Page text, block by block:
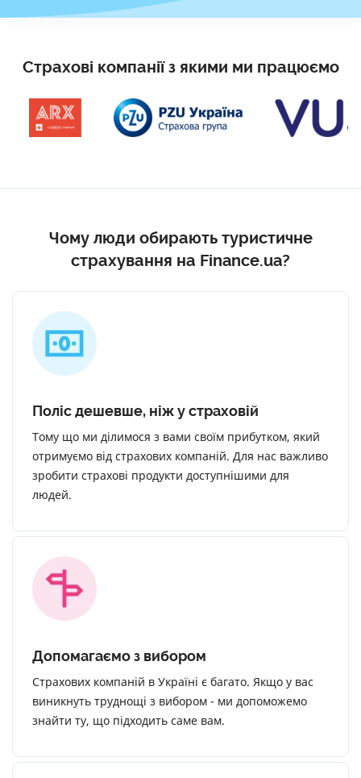
Страхові компанії з якими ми працюємо
Чому люди обирають туристичне
страхування на Finance.ua?
Поліс дешевше, ніж у страховій
Тому що ми ділимося з вами своїм прибутком, який
отримуємо від страхових компаній. Для нас важливо
зробити страхові продукти доступнішими для
людей.
Допомагаємо з вибором
Страхових компаній в Україні є багато. Якщо у вас
виникнуть труднощі з вибором - ми допоможемо
знайти ту, що підходить саме вам.